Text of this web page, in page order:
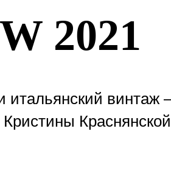
2021
итальянский винтаж
Кристины